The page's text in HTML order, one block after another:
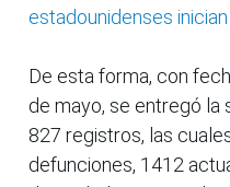
estadounidenses
De esta forma, con
de mayo, se entregó la
827 registros, las
defunciones, 1412